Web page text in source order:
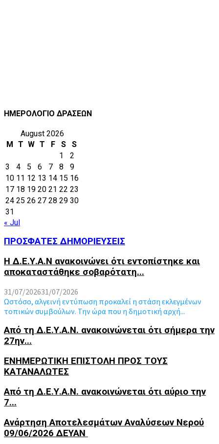
ΗΜΕΡΟΛΟΓΙΟ ΔΡΑΣΕΩΝ
August 2026
M T W T F S
S
1
2
3
4 5 6 7 8
9
10 11 12 13 14 15 16
17 18 19 20 21 22 23
24 25 26 27 28 29 30
31
« Jul
ΠΡΟΣΦΑΤΕΣ ΔΗΜΟΡΙΕΥΣΕΙΣ
Η Δ.Ε.Υ.Α.Ν ανακοινώνει ότι εντοπίστηκε και
αποκαταστάθηκε σοβαρότατη...
31/07/202631/07/2026
Ωστόσο, αλγεινή εντύπωση προκαλεί η στάση εκλεγμένων
τοπικών συμβούλων. Την ώρα που η δημοτική αρχή...
Από τη Δ.Ε.Υ.Α.Ν. ανακοινώνεται ότι σήμερα την
27ην...
ΕΝΗΜΕΡΩΤΙΚΗ ΕΠΙΣΤΟΛΗ ΠΡΟΣ ΤΟΥΣ
ΚΑΤΑΝΑΛΩΤΕΣ
Από τη Δ.Ε.Υ.Α.Ν. ανακοινώνεται ότι αύριο την
7...
Ανάρτηση Αποτελεσμάτων Αναλύσεων Νερού
09/06/2026 ΔΕΥΑΝ